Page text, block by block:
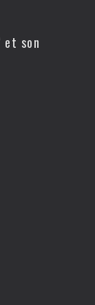
et son